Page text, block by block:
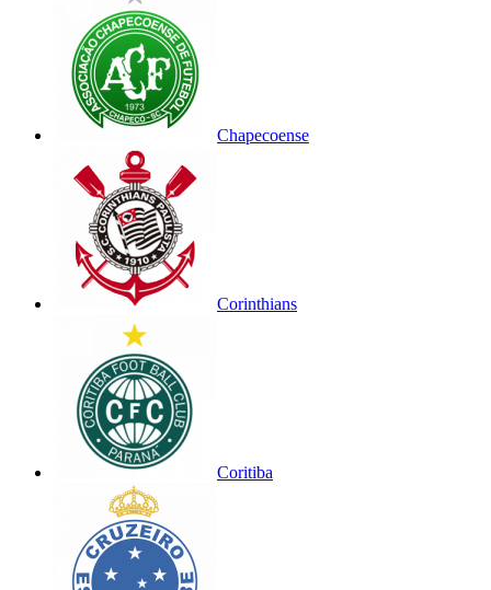
Chapecoense
Corinthians
Coritiba